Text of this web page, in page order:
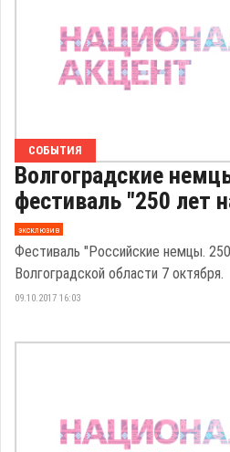
СОБЫТИЯ
Волгоградские
фестиваль "250 лет
эксклюзив
Фестиваль "Российские немцы.
Волгоградской области 7 октября.
09.10.2017 16:03